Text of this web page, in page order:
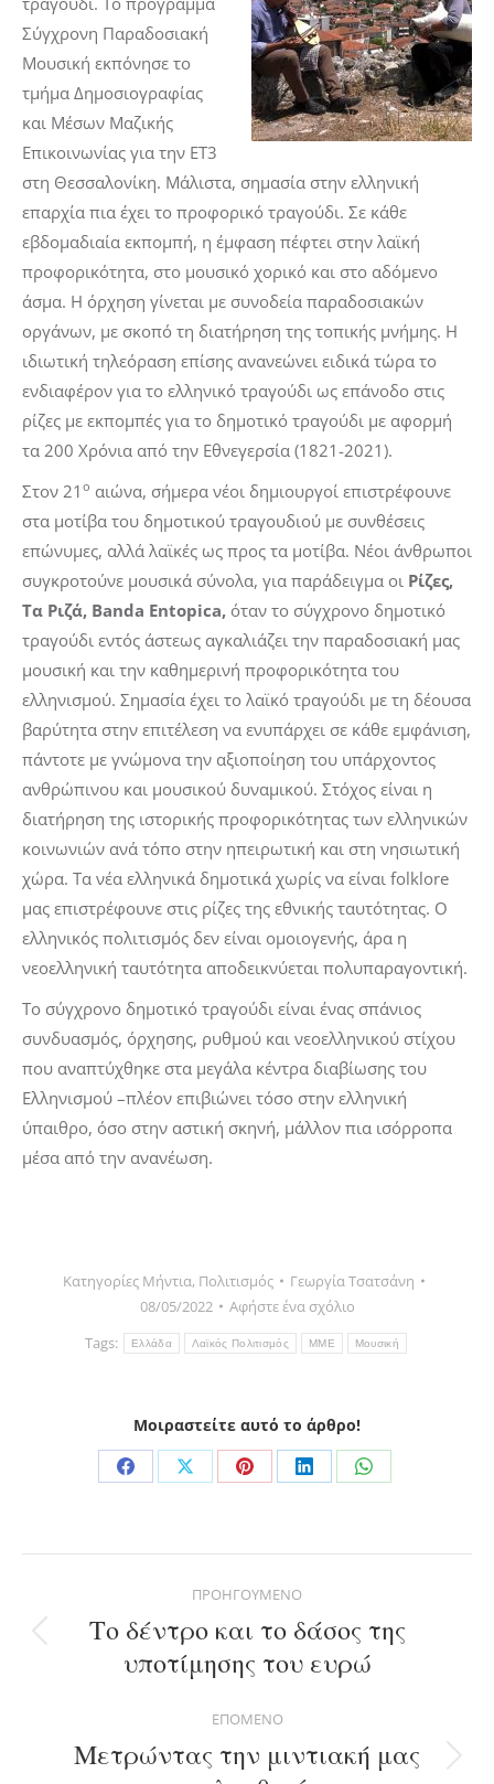
Σύγχρονη Παραδοσιακή
Μουσική εκπόνησε το
τμήμα Δημοσιογραφίας
και Μέσων Μαζικής
Επικοινωνίας για την ΕΤ3
στη Θεσσαλονίκη. Μάλιστα, σημασία στην ελληνική
επαρχία πια έχει το προφορικό τραγούδι. Σε κάθε
εβδομαδιαία εκπομπή, η έμφαση πέφτει στην λαϊκή
προφορικότητα, στο μουσικό χορικό και στο αδόμενο
άσμα. Η όρχηση γίνεται με συνοδεία παραδοσιακών
οργάνων, με σκοπό τη διατήρηση της τοπικής μνήμης. Η
ιδιωτική τηλεόραση επίσης ανανεώνει ειδικά τώρα το
ενδιαφέρον για το ελληνικό τραγούδι ως επάνοδο στις
ρίζες με εκπομπές για το δημοτικό τραγούδι με αφορμή
τα 200 Χρόνια από την Εθνεγερσία (1821-2021).
Στον 21 ο αιώνα, σήμερα νέοι δημιουργοί επιστρέφουνε
στα μοτίβα του δημοτικού τραγουδιού με συνθέσεις
επώνυμες, αλλά λαϊκές ως προς τα μοτίβα. Νέοι άνθρωποι
συγκροτούνε μουσικά σύνολα, για παράδειγμα οι Ρίζες,
Τα Ριζά, Banda Entopica, όταν το σύγχρονο δημοτικό
τραγούδι εντός άστεως αγκαλιάζει την παραδοσιακή μας
μουσική και την καθημερινή προφορικότητα του
ελληνισμού. Σημασία έχει το λαϊκό τραγούδι με τη δέουσα
βαρύτητα στην επιτέλεση να ενυπάρχει σε κάθε εμφάνιση,
πάντοτε με γνώμονα την αξιοποίηση του υπάρχοντος
ανθρώπινου και μουσικού δυναμικού. Στόχος είναι η
διατήρηση της ιστορικής προφορικότητας των ελληνικών
κοινωνιών ανά τόπο στην ηπειρωτική και στη νησιωτική
χώρα. Τα νέα ελληνικά δημοτικά χωρίς να είναι folklore
μας επιστρέφουνε στις ρίζες της εθνικής ταυτότητας. Ο
ελληνικός πολιτισμός δεν είναι ομοιογενής, άρα η
νεοελληνική ταυτότητα αποδεικνύεται πολυπαραγοντική.
Το σύγχρονο δημοτικό τραγούδι είναι ένας σπάνιος
συνδυασμός, όρχησης, ρυθμού και νεοελληνικού στίχου
που αναπτύχθηκε στα μεγάλα κέντρα διαβίωσης του
Ελληνισμού –πλέον επιβιώνει τόσο στην ελληνική
ύπαιθρο, όσο στην αστική σκηνή, μάλλον πια ισόρροπα
μέσα από την ανανέωση.
Κατηγορίες Μήντια, Πολιτισμός
Γεωργία Τσατσάνη
08/05/2022
Αφήστε ένα σχόλιο
Tags:
Ελλάδα Λαϊκός Πολιτισμός ΜΜΕ Μουσική
Μοιραστείτε αυτό το άρθρο!
Share
Facebook
Share
X
Share
Pinterest
Share
LinkedIn
Share
WhatsApp
navigation
ΠΡΟΗΓΟΎΜΕΝΟ
Previous
post:
Το δέντρο και το δάσος της
υποτίμησης του ευρώ
ΕΠΌΜΕΝΟ
Next
Μετρώντας την μιντιακή μας